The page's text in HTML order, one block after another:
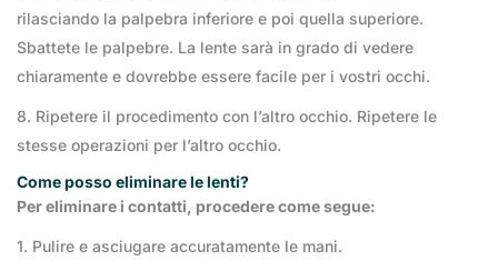
rilasciando la palpebra inferiore e poi quella superiore.
Sbattete le palpebre. La lente sarà in grado di vedere
chiaramente e dovrebbe essere facile per i vostri occhi.
8. Ripetere il procedimento con l’altro occhio. Ripetere le
stesse operazioni per l’altro occhio.
Come posso eliminare le lenti?
Per eliminare i contatti, procedere come segue:
1. Pulire e asciugare accuratamente le mani.